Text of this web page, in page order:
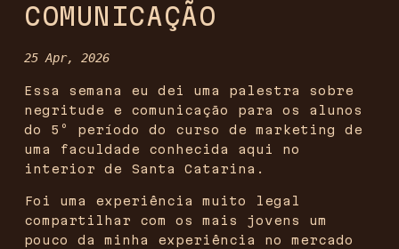
COMUNICAÇÃO
25 Apr, 2026
Essa semana eu dei uma palestra sobre
negritude e comunicação para os alunos
do 5º período do curso de marketing de
uma faculdade conhecida aqui no
interior de Santa Catarina.
Foi uma experiência muito legal
compartilhar com os mais jovens um
pouco da minha experiência no mercado